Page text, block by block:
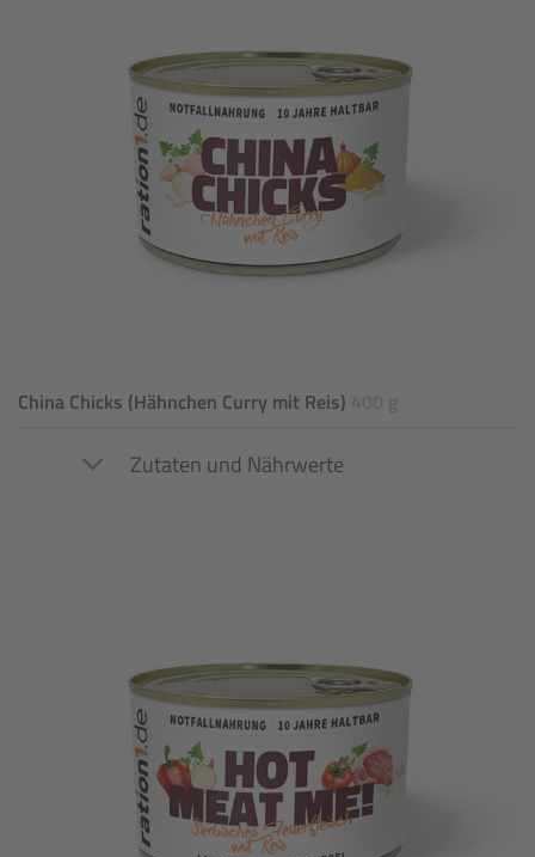
China Chicks (Hähnchen Curry mit Reis)
Zutaten und Nährwerte